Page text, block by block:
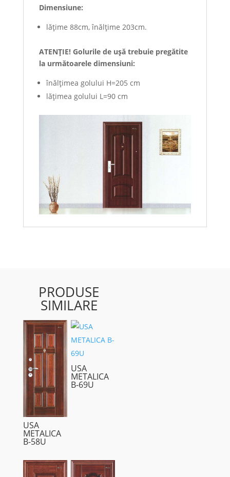
Dimensiune:
lățime 88cm, înălțime 203cm.
ATENȚIE! Golurile de uşă trebuie pregătite
la următoarele dimensiuni:
înălţimea golului H=205 cm
lăţimea golului L=90 cm
PRODUSE
SIMILARE
USA
METALICA
B-58U
USA
METALICA
B-69U